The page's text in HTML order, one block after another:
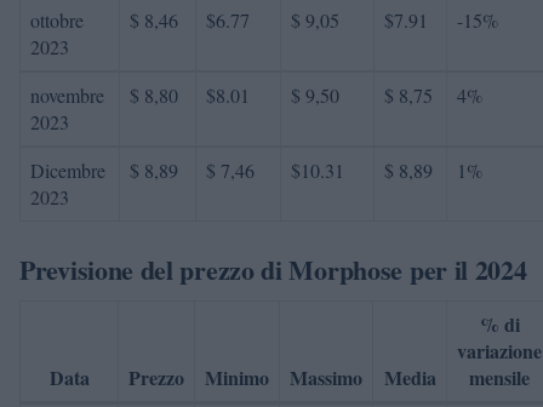
ottobre
2023
$ 8,46 $6.77 $ 9,05 $7.91 -15%
novembre
2023
$ 8,80 $8.01 $ 9,50 $ 8,75 4%
Dicembre
2023
$ 8,89 $ 7,46 $10.31 $ 8,89 1%
Previsione del prezzo di Morphose per il 2024
Data Prezzo Minimo Massimo Media
% di
variazione
mensile